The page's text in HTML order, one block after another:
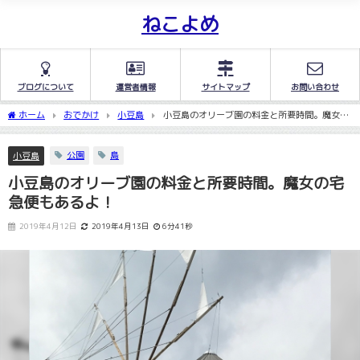
ねこよめ
ブログについて 運営者情報 サイトマップ お問い合わせ
ホーム おでかけ 小豆島
小豆島のオリーブ園の料金と所要時間。魔女の
宅急便もあるよ！
小豆島 公園 島
小豆島のオリーブ園の料金と所要時間。魔女の宅
急便もあるよ！
2019年4月12日 2019年4月13日 6分41秒